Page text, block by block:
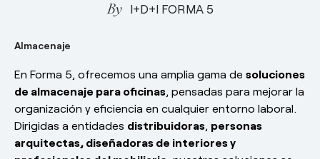
I+D+I FORMA 5
Almacenaje
En Forma 5, ofrecemos una amplia gama de soluciones
de almacenaje para oficinas , pensadas para mejorar la
organización y eficiencia en cualquier entorno laboral.
Dirigidas a entidades distribuidoras personas
arquitectas, diseñadoras de interiores y